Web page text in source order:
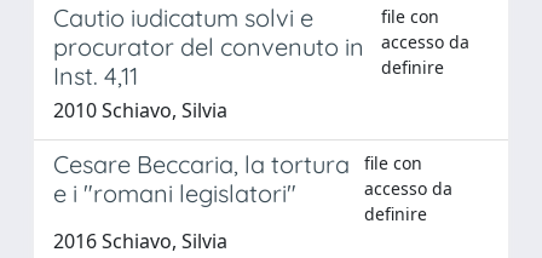
Cautio iudicatum solvi e
procurator del convenuto in
Inst. 4,11
file con
accesso da
definire
2010 Schiavo, Silvia
Cesare Beccaria, la tortura
e i "romani legislatori"
file con
accesso da
definire
2016 Schiavo, Silvia